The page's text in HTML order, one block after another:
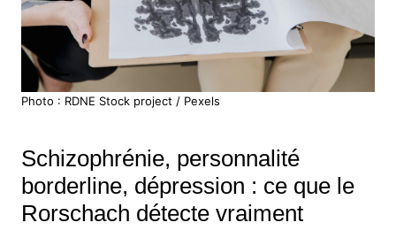
Photo : RDNE Stock project / Pexels
Schizophrénie, personnalité
borderline, dépression : ce que le
Rorschach détecte vraiment